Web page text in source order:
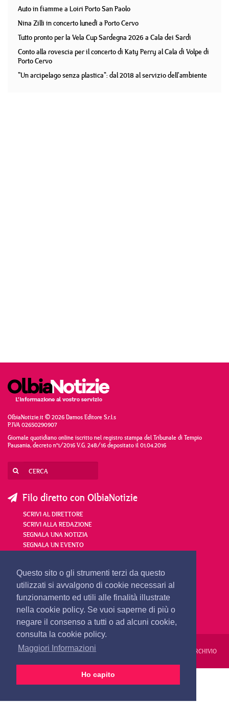
Questo sito o gli strumenti terzi da questo
utilizzati si avvalgono di cookie necessari al
funzionamento ed utili alle finalità illustrate
nella cookie policy. Se vuoi saperne di più o
negare il consenso a tutti o ad alcuni cookie,
consulta la cookie policy.
Maggiori Informazioni
Ho capito
Auto in fiamme a Loiri Porto San Paolo
Nina Zilli in concerto lunedì a Porto Cervo
Tutto pronto per la Vela Cup Sardegna 2026 a Cala dei Sardi
Conto alla rovescia per il concerto di Katy Perry al Cala di Volpe di
Porto Cervo
"Un arcipelago senza plastica": dal 2018 al servizio dell'ambiente
OlbiaNotizie.it © 2026 Damos Editore S.r.l.s
P.IVA 02650290907
Giornale quotidiano online iscritto nel registro stampa del Tribunale di Tempio
Pausania, decreto n°1/2016 V.G. 248/16 depositato il 01.04.2016
Filo diretto con OlbiaNotizie
SCRIVI AL DIRETTORE
SCRIVI ALLA REDAZIONE
SEGNALA UNA NOTIZIA
SEGNALA UN EVENTO
redazione@olbianotizie.it
REDAZIONE PUBBLICITÀ PRIVACY E COOKIES ARCHIVIO
24 ORE VIDEO